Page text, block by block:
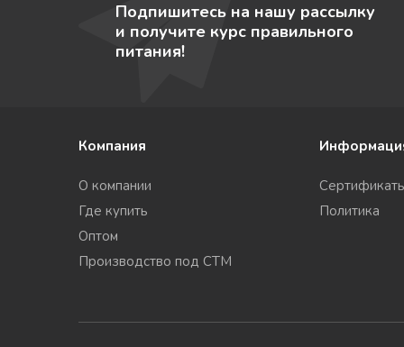
Подпишитесь на нашу рассылку
и получите курс правильного
питания!
Компания
О компании
Где купить
Оптом
Производство под СТМ
Политика